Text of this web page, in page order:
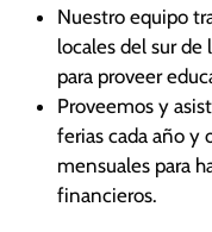
Nuestro equipo
locales del sur
para proveer
Proveemos y
ferias cada año y
mensuales para
financieros.